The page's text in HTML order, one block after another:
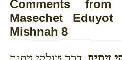
Comments
Masechet
Mishnah 8